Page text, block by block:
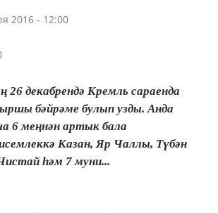
2016 - 12:00
26 декабрендә Кремль сараенда
бәйрәме булып узды. Анда
6 меңнән артык бала
Казан, Яр Чаллы, Түбән
һәм 7 муни...